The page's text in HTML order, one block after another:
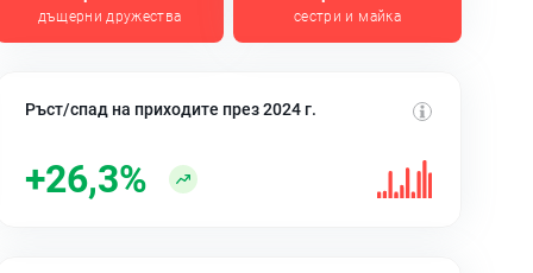
дъщерни дружества сестри и майка
Ръст/спад на приходите през 2024 г.
+26,3%